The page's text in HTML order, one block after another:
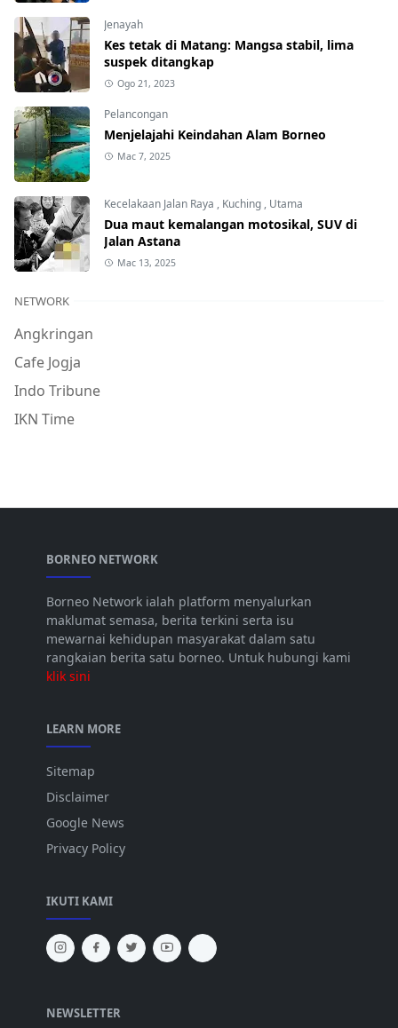
Jenayah
Kes tetak di Matang: Mangsa stabil, lima
suspek ditangkap
Ogo 21, 2023
Pelancongan
Menjelajahi Keindahan Alam Borneo
Mac 7, 2025
Kecelakaan Jalan Raya , Kuching , Utama
Dua maut kemalangan motosikal, SUV di
Jalan Astana
Mac 13, 2025
NETWORK
Angkringan
Cafe Jogja
Indo Tribune
IKN Time
BORNEO NETWORK
Borneo Network ialah platform menyalurkan
maklumat semasa, berita terkini serta isu
mewarnai kehidupan masyarakat dalam satu
rangkaian berita satu borneo. Untuk hubungi kami
klik sini
LEARN MORE
Sitemap
Disclaimer
Google News
Privacy Policy
IKUTI KAMI
NEWSLETTER